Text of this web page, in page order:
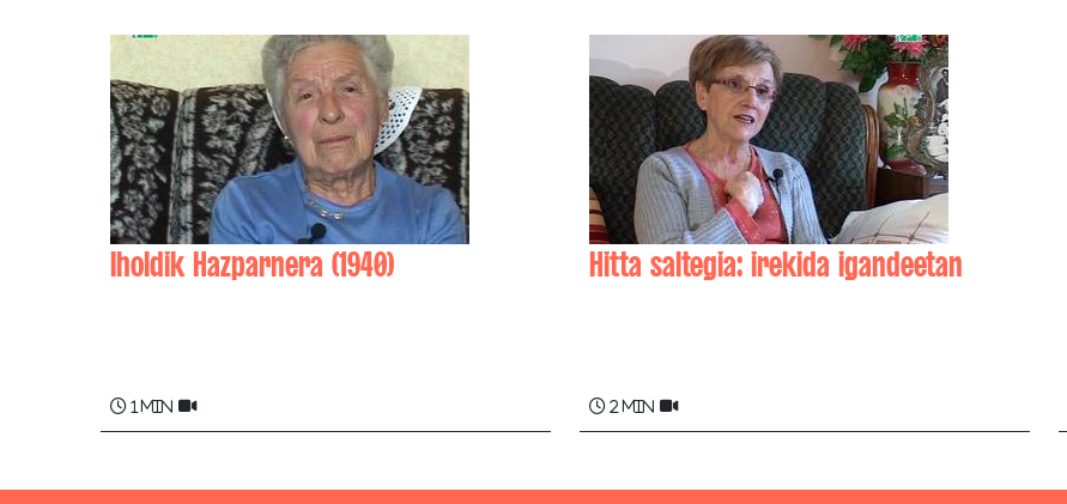
Iholdik Hazparnera (1940)
1 min
Hitta saltegia: irekida igandeetan
2 min